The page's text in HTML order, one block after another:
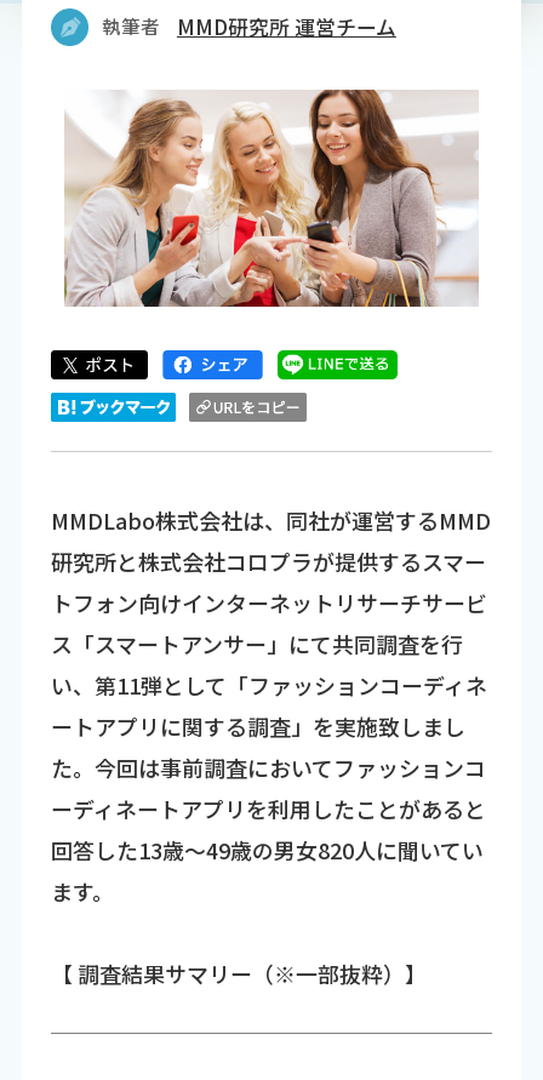
執筆者 MMD研究所 運営チーム
MMDLabo株式会社は、同社が運営するMMD
研究所と株式会社コロプラが提供するスマー
トフォン向けインターネットリサーチサービ
ス「スマートアンサー」にて共同調査を行
い、第11弾として「ファッションコーディネ
ートアプリに関する調査」を実施致しまし
た。今回は事前調査においてファッションコ
ーディネートアプリを利用したことがあると
回答した13歳～49歳の男女820人に聞いてい
ます。
【 調査結果サマリー（※一部抜粋）】